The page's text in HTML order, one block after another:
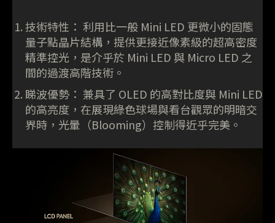
技術特性： 利用比一般 Mini LED 更微小的固態
量子點晶片結構，提供更接近像素級的超高密度
精準控光，是介乎於 Mini LED 與 Micro LED 之
間的過渡高階技術。
睇波優勢： 兼具了 OLED 的高對比度與 Mini LED
的高亮度，在展現綠色球場與看台觀眾的明暗交
界時，光暈（Blooming）控制得近乎完美。